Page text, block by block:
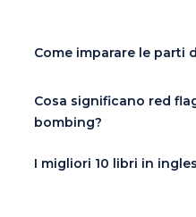
Come imparare le parti
Cosa significano red
bombing?
I migliori 10 libri in